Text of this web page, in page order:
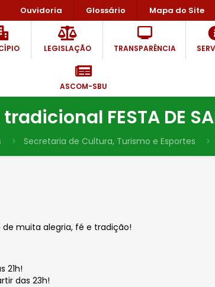
Ouvidoria Glossário Mapa do Site
LEGISLAÇÃO TRANSPARÊNCIA
ASCOM-SBU
FESTA DE
Secretaria de Cultura, Turismo e Esportes
de muita alegria, fé e tradição!
21h!
das 23h!